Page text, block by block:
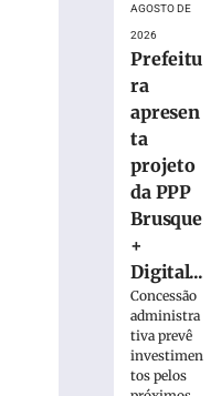
promove
hambúrguer
beneficente
para
AGOSTO DE
2026
Prefeitu
ra
apresen
ta
projeto
da PPP
Brusque
+
Digital...
Concessão
administra
tiva prevê
investimen
tos pelos